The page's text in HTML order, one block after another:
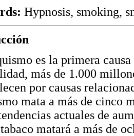
Hypnosis, smoking,
es la primera
más de 1.000
por causas
mata a más de cinco
actuales de
matará a más de